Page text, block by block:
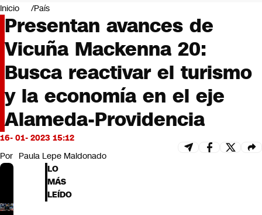
Negocios
Deportes
Programas completos
Cultura
Servicios
Bits
CNN tiempo
Futuro 360
Opinión
Inicio País
Presentan avances de
Vicuña Mackenna 20:
Busca reactivar el turismo
y la economía en el eje
Alameda-Providencia
16- 01- 2023 15:12
Por Paula Lepe Maldonado
LO
MÁS
LEÍDO